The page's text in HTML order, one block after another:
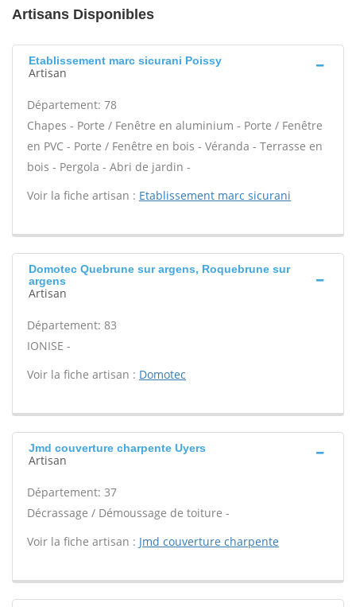
Artisans Disponibles
Etablissement marc sicurani Poissy
Artisan
Département: 78
Chapes - Porte / Fenêtre en aluminium - Porte / Fenêtre
en PVC - Porte / Fenêtre en bois - Véranda - Terrasse en
bois - Pergola - Abri de jardin -
Voir la fiche artisan : Etablissement marc sicurani
Domotec Quebrune sur argens, Roquebrune sur
argens
Artisan
Département: 83
IONISE -
Voir la fiche artisan : Domotec
Jmd couverture charpente Uyers
Artisan
Département: 37
Décrassage / Démoussage de toiture -
Voir la fiche artisan : Jmd couverture charpente